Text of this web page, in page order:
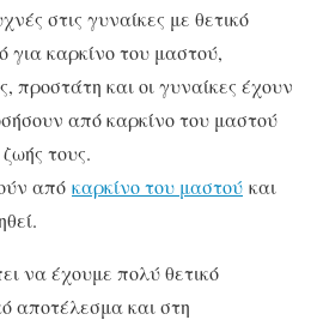
στις γυναίκες με θετικό
για καρκίνο του μαστού,
προστάτη και οι γυναίκες έχουν
από καρκίνο του μαστού
τους.
από καρκίνο του μαστού και
να έχουμε πολύ θετικό
αποτέλεσμα και στη